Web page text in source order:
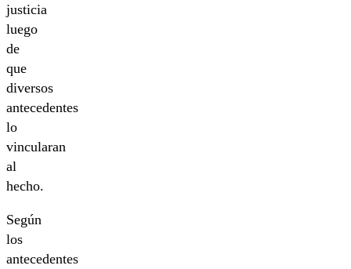
justicia
luego
de
que
diversos
antecedentes
lo
vincularan
al
hecho.
Según
los
antecedentes